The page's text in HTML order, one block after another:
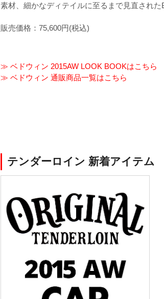
素材、細かなディテイルに至るまで見直された
販売価格：75,600円(税込)
≫ ベドウィン 2015AW LOOK BOOKはこちら
≫ ベドウィン 通販商品一覧はこちら
テンダーロイン 新着アイテム